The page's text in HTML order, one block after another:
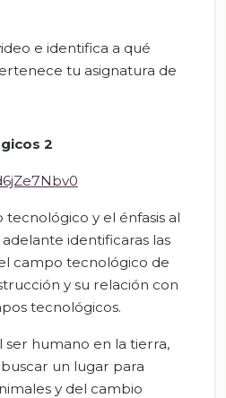
e identifica a qué
tu asignatura de
2
y el énfasis al
identificaras las
campo tecnológico de
y su relación con
tecnológicos.
ser humano en la tierra,
un lugar para
y del cambio